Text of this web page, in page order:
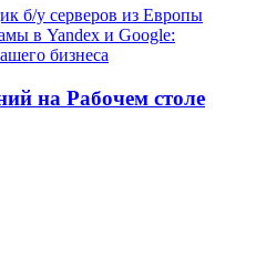
б/у серверов из Европы
в Yandex и Google:
бизнеса
на Рабочем столе